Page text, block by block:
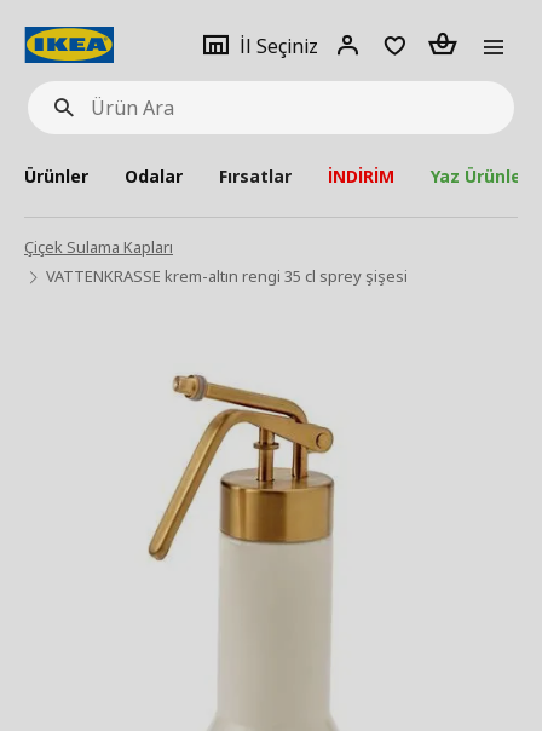
Ürün
Ara
İl Seçiniz
Giriş
Adet
Ürünler Odalar Fırsatlar İNDİRİM Yaz Ürünleri
Çiçek Sulama Kapları
VATTENKRASSE krem-altın rengi 35 cl sprey şişesi